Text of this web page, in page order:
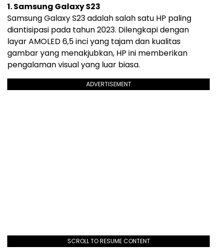
1. Samsung Galaxy S23
Samsung Galaxy S23 adalah salah satu HP paling
diantisipasi pada tahun 2023. Dilengkapi dengan
layar AMOLED 6,5 inci yang tajam dan kualitas
gambar yang menakjubkan, HP ini memberikan
pengalaman visual yang luar biasa.
ADVERTISEMENT
SCROLL TO RESUME CONTENT